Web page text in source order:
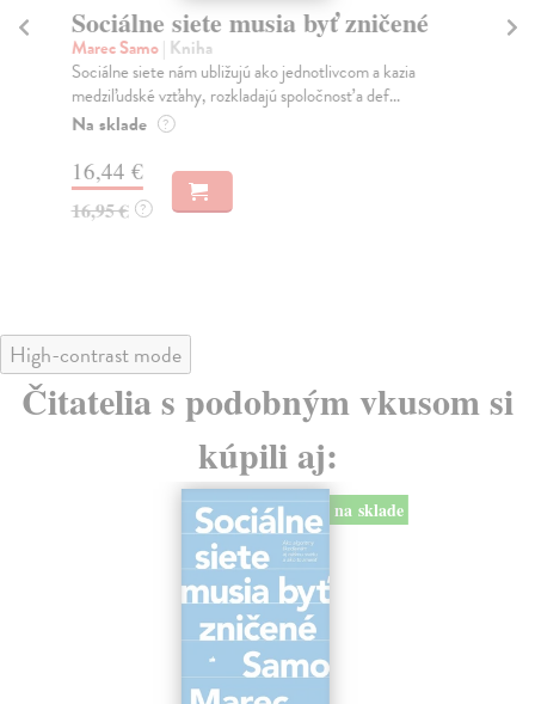
Sociálne siete musia byť zničené
Marec Samo| Kniha
Sociálne siete nám ubližujú ako jednotlivcom a kazia
medziľudské vzťahy, rozkladajú spoločnosť a def...
Na sklade ?
16,44 €
16,95 € ?
High-contrast mode
Čitatelia s podobným vkusom si
kúpili aj:
na sklade